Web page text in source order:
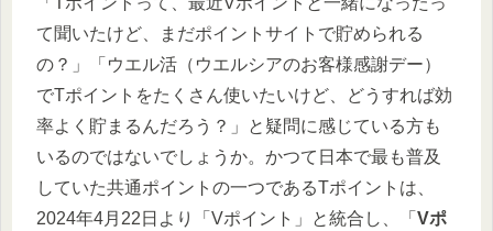
て聞いたけど、まだポイントサイトで貯められる
の？」「ウエル活（ウエルシアのお客様感謝デー）
でTポイントをたくさん使いたいけど、どうすれば効
率よく貯まるんだろう？」と疑問に感じている方も
いるのではないでしょうか。かつて日本で最も普及
していた共通ポイントの一つであるTポイントは、
2024年4月22日より「Vポイント」と統合し、「 Vポ